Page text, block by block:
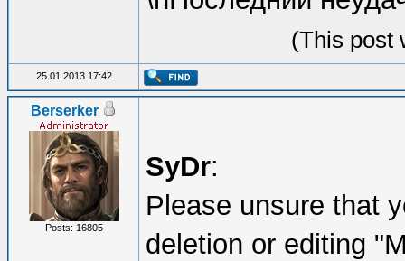
(This post
25.01.2013 17:42
Berserker
Posts: 16805
SyDr:
Please unsure that
deletion or editing